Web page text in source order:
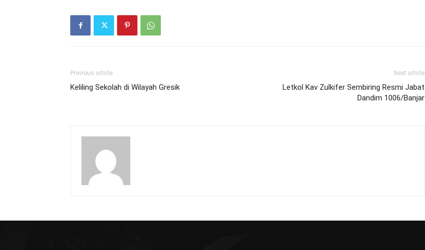
Previous article
Keliling Sekolah di Wilayah Gresik
Next article
Letkol Kav Zulkifer Sembiring Resmi Jabat
Dandim 1006/Banjar